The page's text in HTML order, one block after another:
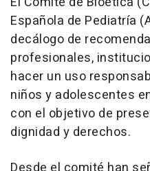
Española de Pediatría
decálogo de
profesionales,
hacer un uso
niños y adolescentes
con el objetivo de
dignidad y derechos.